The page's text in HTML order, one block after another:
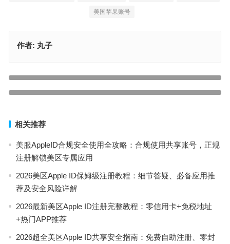
美国苹果账号
作者: 丸子
相关推荐
美服AppleID合规安全使用全攻略：合规使用共享账号，正规
注册解锁美区专属应用
2026美区Apple ID保姆级注册教程：细节答疑、必备应用推
荐及安全风险详解
2026最新美区Apple ID注册完整教程：零信用卡+免税地址
+热门APP推荐
2026超全美区Apple ID共享安全指南：免费自助注册、零封